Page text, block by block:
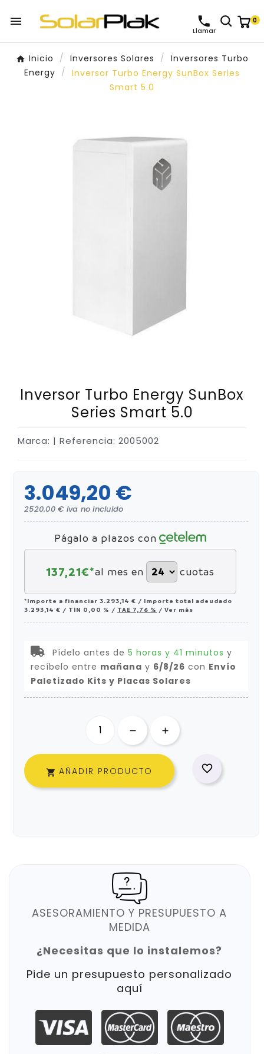

Llamar
0
Inicio Inversores Solares
Inversores Turbo
Energy
Inversor Turbo Energy SunBox Series
Smart 5.0
Inversor Turbo Energy SunBox
Series Smart 5.0
Marca: | Referencia: 2005002
3.049,20 €
2520.00 € iva no incluido
Págalo a plazos con
137,21€*al mes en cuotas
*Importe a financiar 3.293,14 € / Importe total adeudado
3.293,14 € / TIN 0,00 % / TAE 7,76 % / Ver más
Pídelo antes de 5 horas y 41 minutos y
recíbelo entre mañana y 6/8/26 con Envío
Paletizado Kits y Placas Solares
 AÑADIR PRODUCTO 
ASESORAMIENTO Y PRESUPUESTO A
MEDIDA
¿Necesitas que lo instalemos?
Pide un presupuesto personalizado
aquí